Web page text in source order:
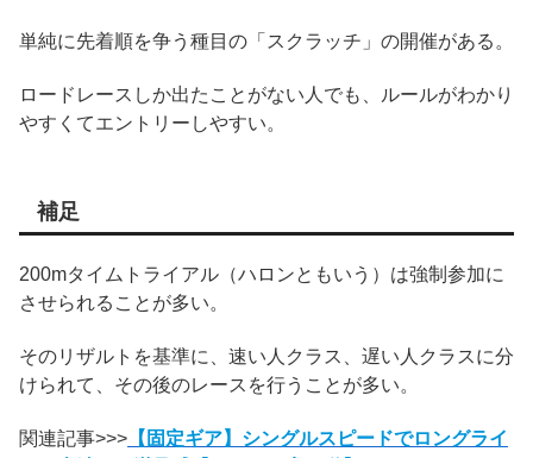
単純に先着順を争う種目の「スクラッチ」の開催がある。
ロードレースしか出たことがない人でも、ルールがわかり
やすくてエントリーしやすい。
補足
200mタイムトライアル（ハロンともいう）は強制参加に
させられることが多い。
そのリザルトを基準に、速い人クラス、遅い人クラスに分
けられて、その後のレースを行うことが多い。
関連記事>>> 【固定ギア】シングルスピードでロングライ